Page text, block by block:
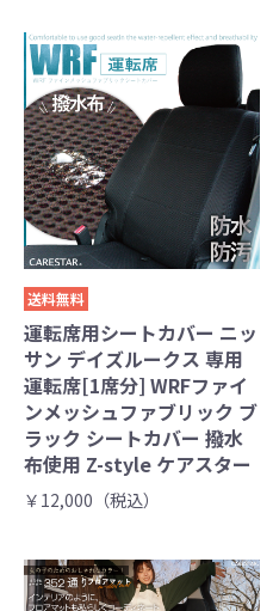
送料無料
運転席用シートカバー ニッ
サン デイズルークス 専用
運転席[1席分] WRFファイ
ンメッシュファブリック ブ
ラック シートカバー 撥水
布使用 Z-style ケアスター
￥12,000（税込）